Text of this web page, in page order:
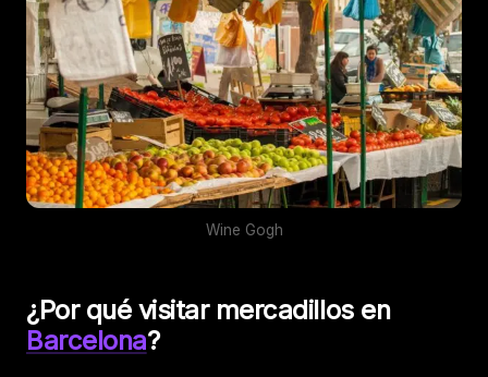
Wine Gogh
¿Por qué visitar mercadillos en
Barcelona?